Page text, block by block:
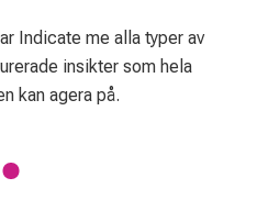
Indicate me alla typer av
insikter som hela
kan agera på.